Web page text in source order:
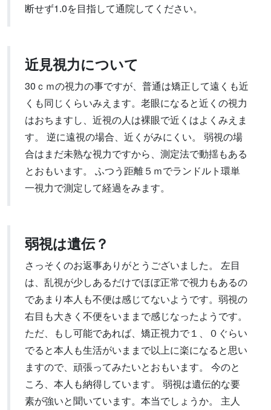
断せず1.0を目指して通院してください。
近見視力について
30ｃｍの視力の事ですが、普通は矯正して遠くも近
くも同じくらいみえます。老眼になると近くの視力
はおちますし、近視の人は裸眼で近くはよくみえま
す。 逆に遠視の場合、近くがみにくい。 弱視の場
合はまだ未熟な視力ですから、測定法で動揺もある
とおもいます。 ふつう距離５ｍでランドルト環単
一視力で測定して経過をみます。
弱視は遺伝？
さっそくのお返事ありがとうございました。 左目
は、乱視が少しあるだけでほぼ正常で視力もあるの
であまり本人も不便は感じてないようです。弱視の
右目も大きく不便をいままで感じなったようです。
ただ、もし可能であれば、矯正視力で１、０ぐらい
でると本人も生活がいままで以上に楽になると思い
ますので、頑張ってみたいとおもいます。 今のと
ころ、本人も納得しています。 弱視は遺伝的な要
素が強いと聞いています。本当でしょうか。 主人